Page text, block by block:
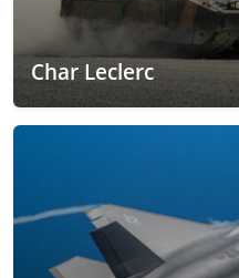
Char Leclerc